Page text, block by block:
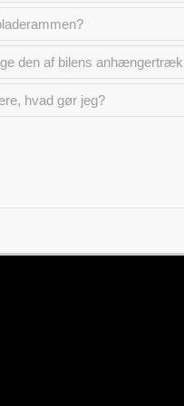
den af bilens
hvad gør jeg?